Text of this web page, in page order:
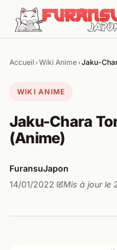
Aller au contenu
Accueil ›Wiki Anime›Jaku-
WIKI ANIME
Jaku-Chara
(Anime)
FuransuJapon
14/01/2022· Mis à jour le